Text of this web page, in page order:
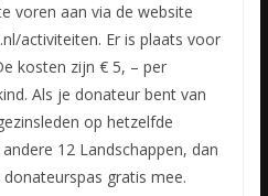
voren aan via de website
activiteiten. Er is plaats voor
kosten zijn € 5, – per
Als je donateur bent van
op hetzelfde
12 Landschappen, dan
gratis mee.